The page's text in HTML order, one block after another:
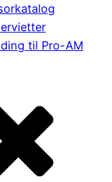
til Pro-AM